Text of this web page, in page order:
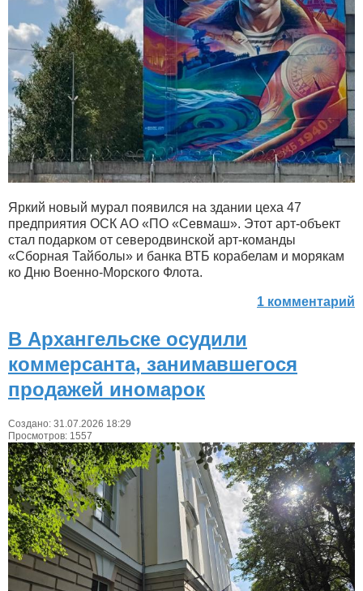
Яркий новый мурал появился на здании цеха 47
предприятия ОСК АО «ПО «Севмаш». Этот арт-объект
стал подарком от северодвинской арт-команды
«Сборная Тайболы» и банка ВТБ корабелам и морякам
ко Дню Военно-Морского Флота.
1 комментарий
В Архангельске осудили
коммерсанта, занимавшегося
продажей иномарок
Создано: 31.07.2026 18:29
Просмотров: 1557